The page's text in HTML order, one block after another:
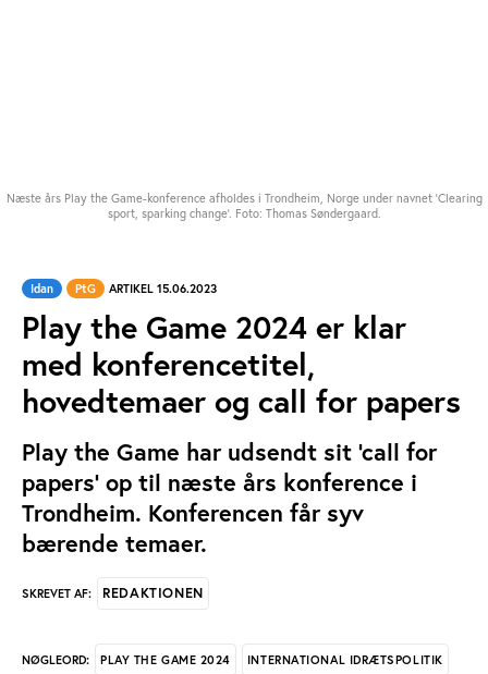
Næste års Play the Game-konference afholdes i Trondheim, Norge under navnet 'Clearing
sport, sparking change'. Foto: Thomas Søndergaard.
Idan PtG ARTIKEL 15.06.2023
Play the Game 2024 er klar
med konferencetitel,
hovedtemaer og call for papers
Play the Game har udsendt sit 'call for
papers' op til næste års konference i
Trondheim. Konferencen får syv
bærende temaer.
SKREVET AF: REDAKTIONEN
NØGLEORD: PLAY THE GAME 2024 INTERNATIONAL IDRÆTSPOLITIK